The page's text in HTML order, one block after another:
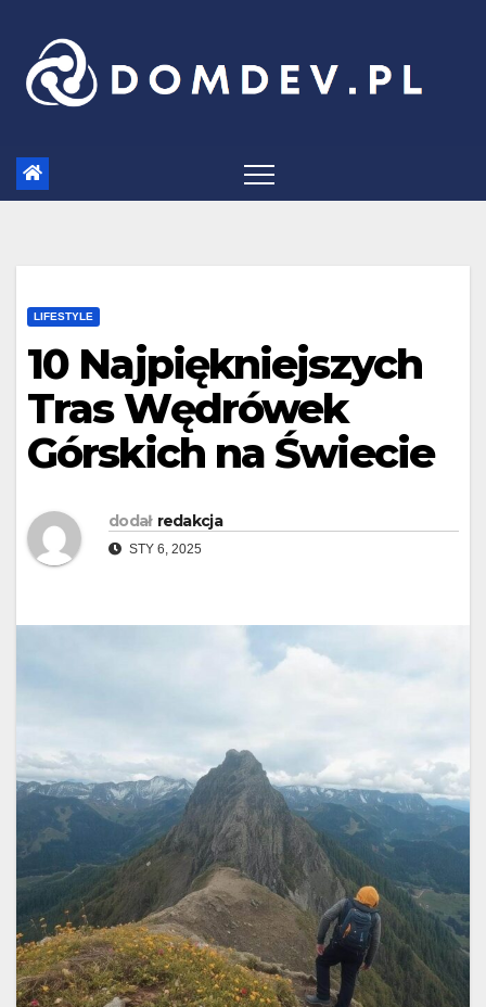
content
LIFESTYLE
10 Najpiękniejszych
Tras Wędrówek
Górskich na Świecie
dodał redakcja
STY 6, 2025